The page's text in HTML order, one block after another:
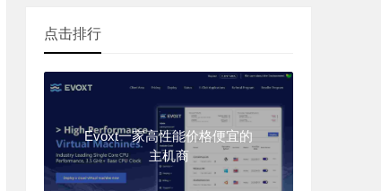
点击排行
Evoxt一家高性能价格便宜的
主机商